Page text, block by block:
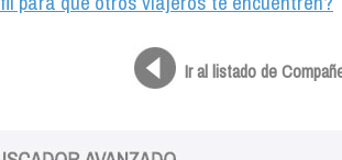
Ir al listado de